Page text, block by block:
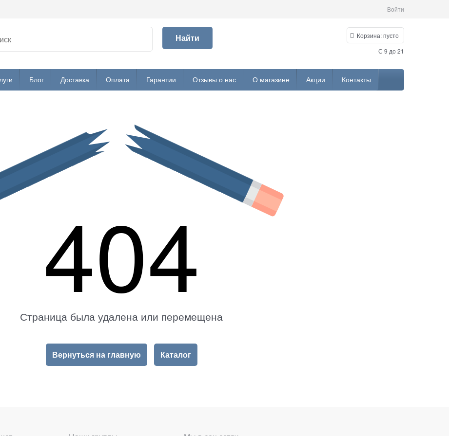
Войти
Найти Корзина:пусто
С 9 до 21
Блог Доставка Оплата Гарантии Отзывы о нас О магазине Акции Контакты
404
Страница была удалена или перемещена
Вернуться на главную Каталог